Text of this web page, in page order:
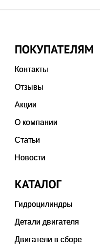
ПОКУПАТЕЛЯМ
Контакты
Отзывы
Акции
О компании
Статьи
Новости
КАТАЛОГ
Гидроцилиндры
Детали двигателя
Двигатели в сборе